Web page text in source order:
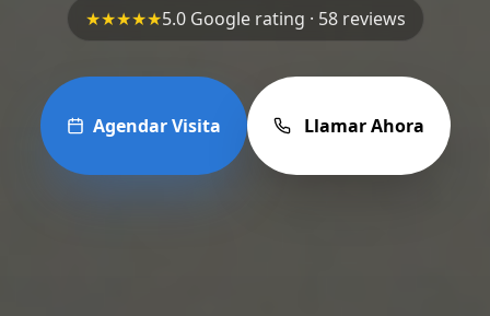
★★★★★5.0 Google rating · 58 reviews
Agendar Visita Llamar Ahora